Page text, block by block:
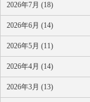
2026年7月 (18)
2026年6月 (14)
2026年5月 (11)
2026年4月 (14)
2026年3月 (13)